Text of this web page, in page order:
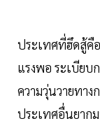
ประเทศที่ฮึดสู้คื
แรงพอ ระเบีย
ความวุ่นวายทาง
ประเทศอื่นยาก